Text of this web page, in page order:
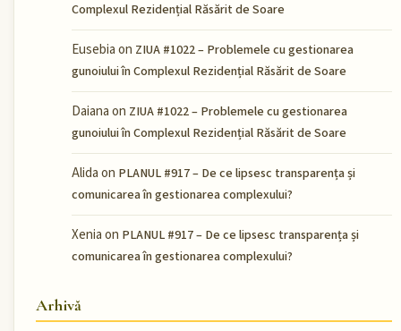
Complexul Rezidențial Răsărit de Soare
Eusebiaon ZIUA #1022 – Problemele cu gestionarea
gunoiului în Complexul Rezidențial Răsărit de Soare
Daianaon ZIUA #1022 – Problemele cu gestionarea
gunoiului în Complexul Rezidențial Răsărit de Soare
Alidaon PLANUL #917 – De ce lipsesc transparența și
comunicarea în gestionarea complexului?
Xeniaon PLANUL #917 – De ce lipsesc transparența și
comunicarea în gestionarea complexului?
Arhivă